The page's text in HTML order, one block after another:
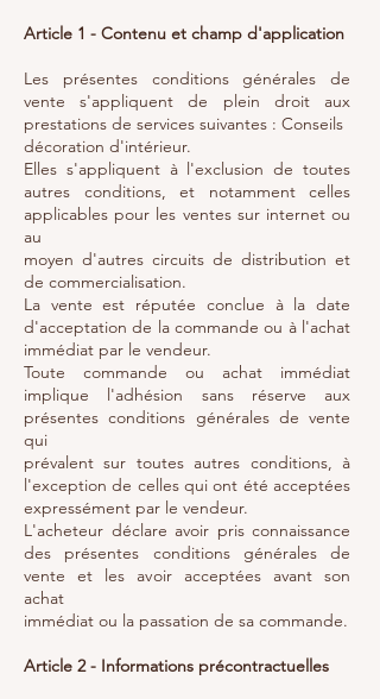
Article 1 - Contenu et champ d'application
Les présentes conditions générales de
vente s'appliquent de plein droit aux
prestations de services suivantes : Conseils
décoration d'intérieur.
Elles s'appliquent à l'exclusion de toutes
autres conditions, et notamment celles
applicables pour les ventes sur internet ou
au
moyen d'autres circuits de distribution et
de commercialisation.
La vente est réputée conclue à la date
d'acceptation de la commande ou à l'achat
immédiat par le vendeur.
Toute commande ou achat immédiat
implique l'adhésion sans réserve aux
présentes conditions générales de vente
qui
prévalent sur toutes autres conditions, à
l'exception de celles qui ont été acceptées
expressément par le vendeur.
L'acheteur déclare avoir pris connaissance
des présentes conditions générales de
vente et les avoir acceptées avant son
achat
immédiat ou la passation de sa commande.
Article 2 - Informations précontractuelles